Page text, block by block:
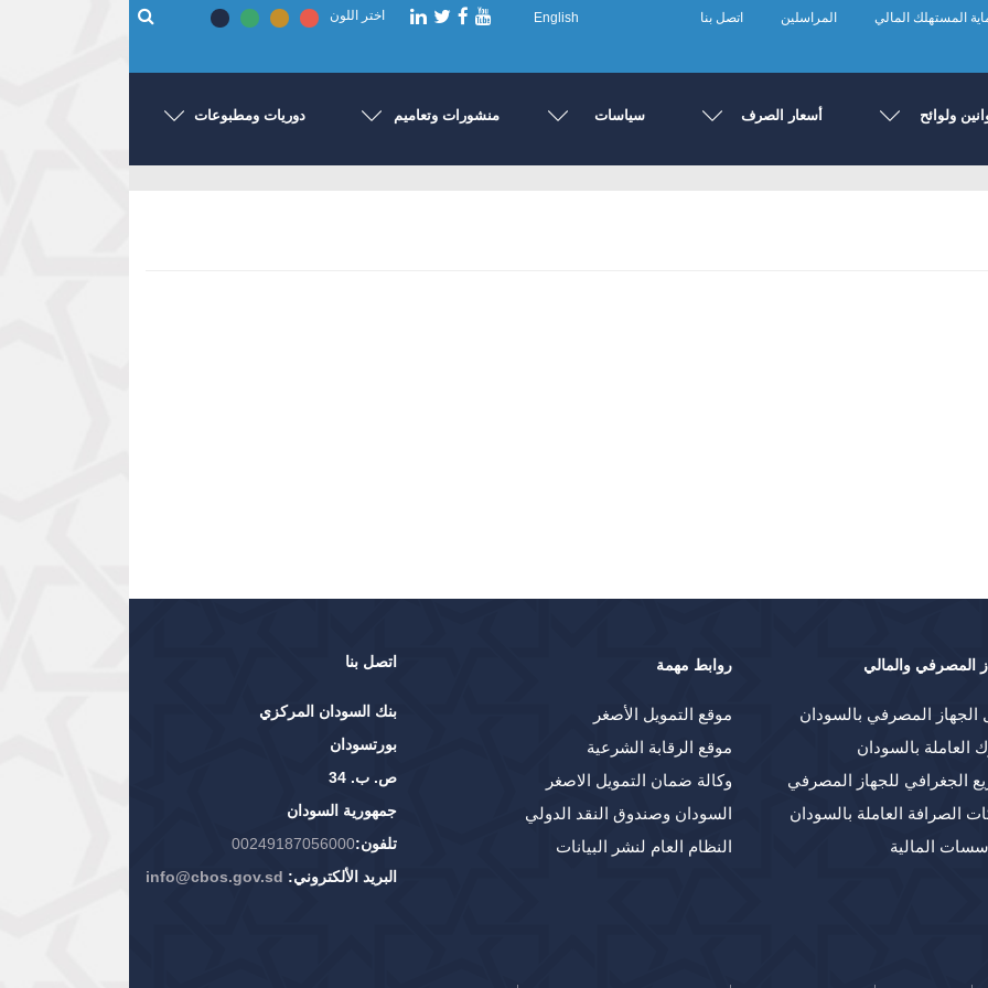
المستهلك المالي المراسلين اتصل بنا English اختر اللون
ولوائح أسعار الصرف سياسات منشورات وتعاميم دوريات ومطبوعات
اتصل بنا
بنك السودان المركزي
بورتسودان
ص. ب. 34
جمهورية السودان
تلفون:00249187056000
البريد الألكتروني: info@cbos.gov.sd
المصرفي والمالي
الجهاز المصرفي بالسودان
العاملة بالسودان
الجغرافي للجهاز المصرفي
الصرافة العاملة بالسودان
المالية
روابط مهمة
موقع التمويل الأصغر
موقع الرقابة الشرعية
وكالة ضمان التمويل الاصغر
السودان وصندوق النقد الدولي
النظام العام لنشر البيانات